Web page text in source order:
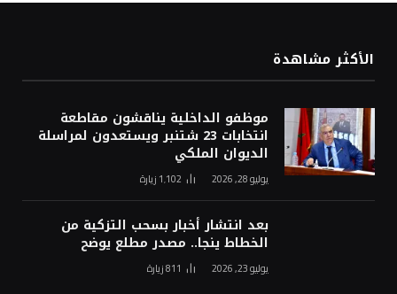
الأكثر مشاهدة
موظفو الداخلية يناقشون مقاطعة
انتخابات 23 شتنبر ويستعدون لمراسلة
الديوان الملكي
يوليو 28, 2026 1٬102 زيارة
بعد انتشار أخبار بسحب التزكية من
الخطاط ينجا.. مصدر مطلع يوضح
يوليو 23, 2026 811زيارة